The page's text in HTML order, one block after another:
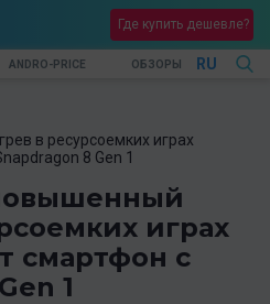
Где купить дешевле?
ANDRO-PRICE ОБЗОРЫ RU
в ресурсоемких играх
8 Gen 1
играх
смартфон с
1